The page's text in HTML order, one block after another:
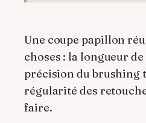
Une coupe papillon
choses : la longueur
précision du brushing
régularité des
faire.